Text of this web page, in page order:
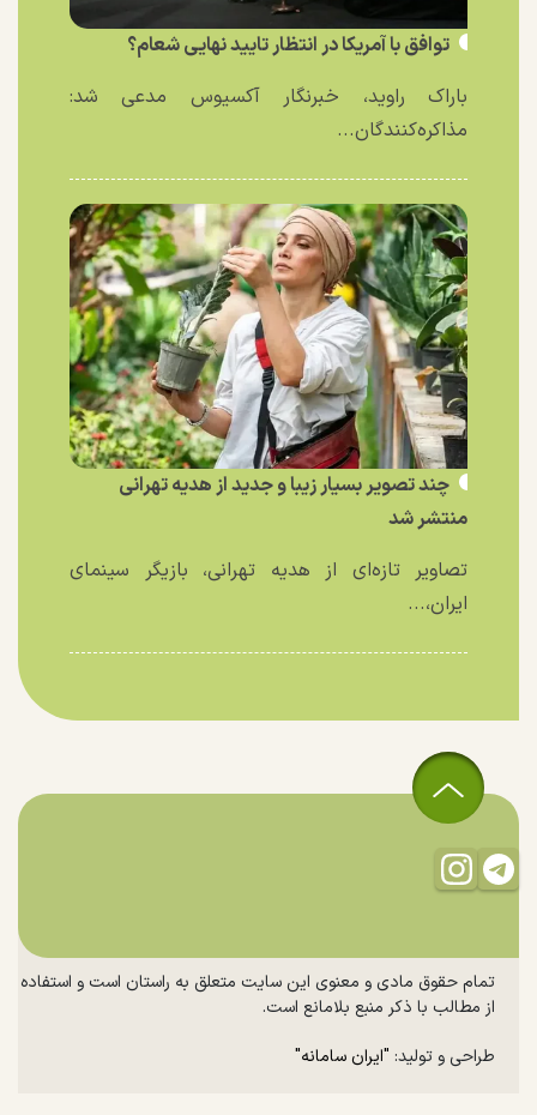
توافق با آمریکا در انتظار تایید نهایی شعام؟
باراک راوید، خبرنگار آکسیوس مدعی شد:
مذاکره‌کنندگان...
چند تصویر بسیار زیبا و جدید از هدیه تهرانی
منتشر شد
تصاویر تازه‌ای از هدیه تهرانی، بازیگر سینمای
ایران،...
تمام حقوق مادی و معنوی این سایت متعلق به راستان است و استفاده
از مطالب با ذکر منبع بلامانع است.
طراحی و تولید: "ایران سامانه"